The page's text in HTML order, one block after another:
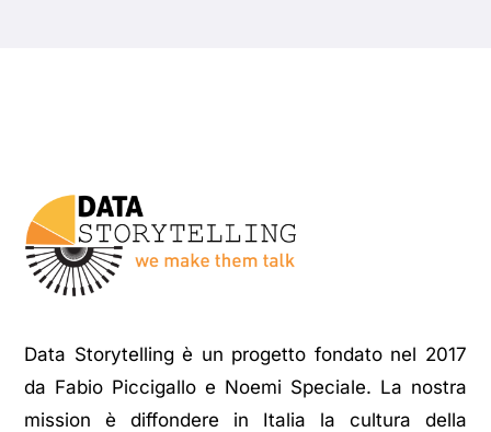
Data Storytelling è un progetto fondato nel 2017
da Fabio Piccigallo e Noemi Speciale. La nostra
mission è diffondere in Italia la cultura della